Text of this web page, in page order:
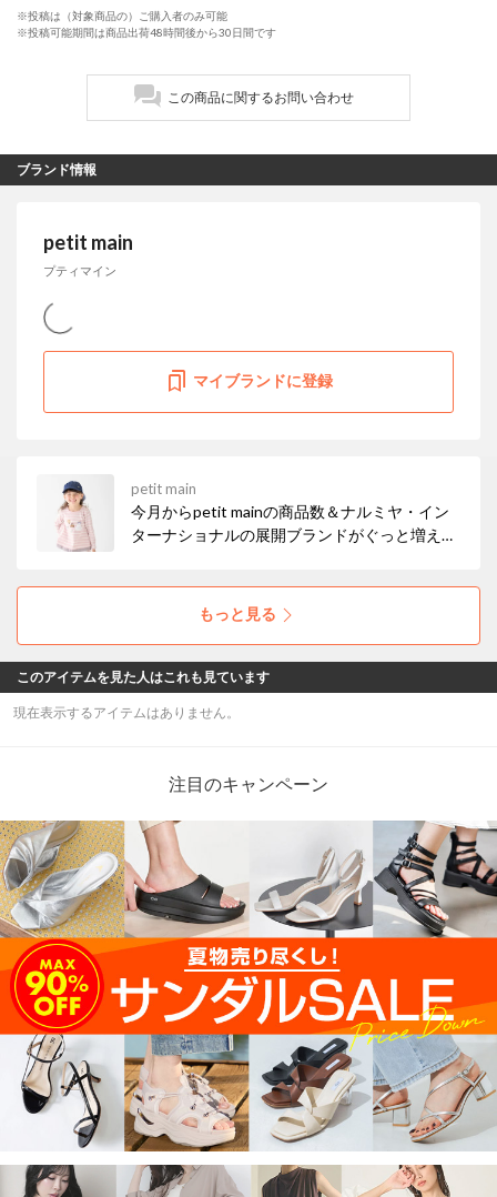
※投稿は（対象商品の）ご購入者のみ可能
※投稿可能期間は商品出荷48時間後から30日間です
この商品に関するお問い合わせ
ブランド情報
petit main
プティマイン
マイブランドに登録
petit main
今月からpetit mainの商品数＆ナルミヤ・イン
ターナショナルの展開ブランドがぐっと増えま
もっと見る
このアイテムを見た人はこれも見ています
現在表示するアイテムはありません。
注目のキャンペーン